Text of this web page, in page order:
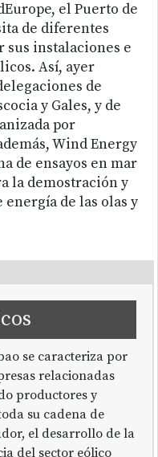
el Puerto de
de diferentes
sus instalaciones e
Así, ayer
de
y Gales, y de
por
Wind Energy
de ensayos en mar
la demostración y
de las olas y
se caracteriza por
relacionadas
productores y
su cadena de
el desarrollo de la
del sector eólico